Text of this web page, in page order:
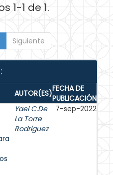
1-1 de 1.
Siguiente
AUTOR(ES)FECHA DE
PUBLICACIÓN
Yael C.De
La Torre
Rodriguez
7-sep-2022